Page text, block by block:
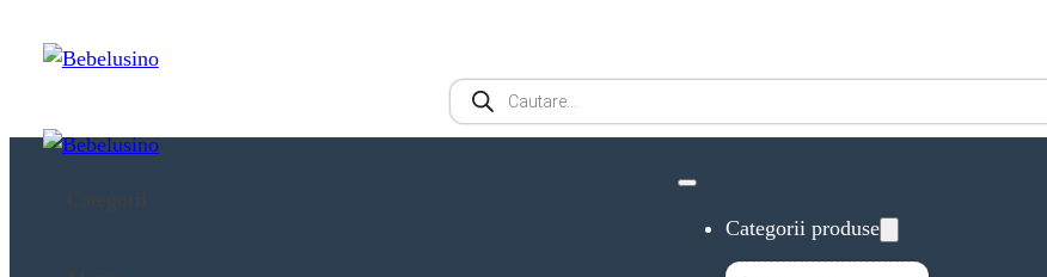
Products
search
Categorii produse